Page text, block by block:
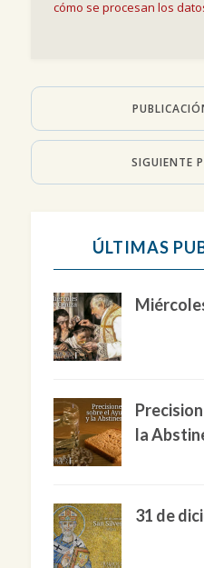
cómo se procesan los
SIGUIENTE
ÚLTIMAS
la
31 de